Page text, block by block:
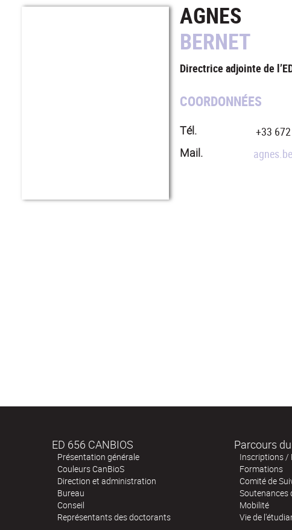
AGNES
BERNET
Directrice adjointe de
COORDONNÉES
Tél.
+33
Mail.
ED 656 CANBIOS
Présentation générale
Couleurs CanBioS
Direction et administration
Bureau
Conseil
Représentants des doctorants
Parcours
Inscriptions /
Formations
Comité de
Soutenances
Mobilité
Vie de